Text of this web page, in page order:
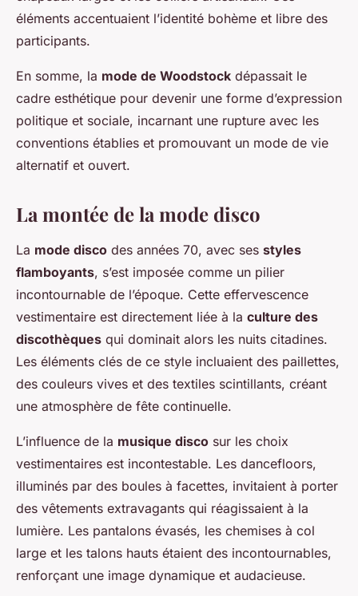
éléments accentuaient l’identité bohème et libre des
participants.
En somme, la mode de Woodstock dépassait le
cadre esthétique pour devenir une forme d’expression
politique et sociale, incarnant une rupture avec les
conventions établies et promouvant un mode de vie
alternatif et ouvert.
La montée de la mode disco
La mode disco des années 70, avec ses styles
flamboyants, s’est imposée comme un pilier
incontournable de l’époque. Cette effervescence
vestimentaire est directement liée à la culture des
discothèques qui dominait alors les nuits citadines.
Les éléments clés de ce style incluaient des paillettes,
des couleurs vives et des textiles scintillants, créant
une atmosphère de fête continuelle.
L’influence de la musique disco sur les choix
vestimentaires est incontestable. Les dancefloors,
illuminés par des boules à facettes, invitaient à porter
des vêtements extravagants qui réagissaient à la
lumière. Les pantalons évasés, les chemises à col
large et les talons hauts étaient des incontournables,
renforçant une image dynamique et audacieuse.